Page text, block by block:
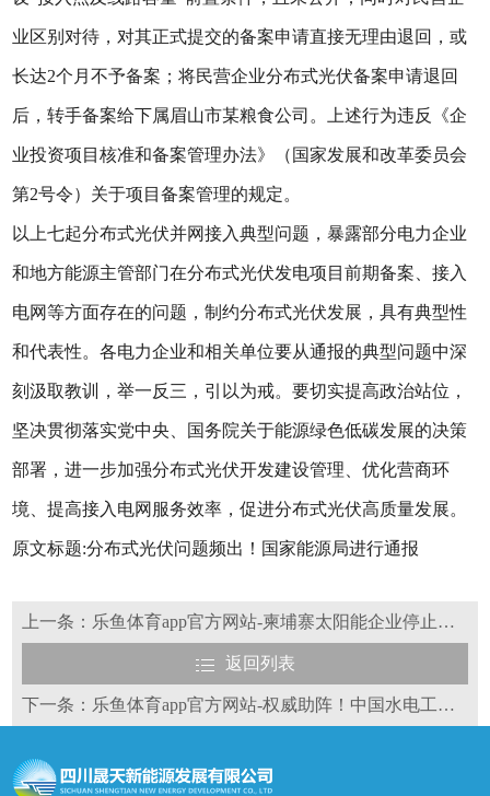
业区别对待，对其正式提交的备案申请直接无理由退回，或
长达2个月不予备案；将民营企业分布式光伏备案申请退回
后，转手备案给下属眉山市某粮食公司。上述行为违反《企
业投资项目核准和备案管理办法》（国家发展和改革委员会
第2号令）关于项目备案管理的规定。
以上七起分布式光伏并网接入典型问题，暴露部分电力企业
和地方能源主管部门在分布式光伏发电项目前期备案、接入
电网等方面存在的问题，制约分布式光伏发展，具有典型性
和代表性。各电力企业和相关单位要从通报的典型问题中深
刻汲取教训，举一反三，引以为戒。要切实提高政治站位，
坚决贯彻落实党中央、国务院关于能源绿色低碳发展的决策
部署，进一步加强分布式光伏开发建设管理、优化营商环
境、提高接入电网服务效率，促进分布式光伏高质量发展。
原文标题:分布式光伏问题频出！国家能源局进行通报
上一条：乐鱼体育app官方网站-柬埔寨太阳能企业停止配合美国关税调查
返回列表
下一条：乐鱼体育app官方网站-权威助阵！中国水电工程学会常务副理事长兼秘书长郑声安将出席2024中国国际光储大会